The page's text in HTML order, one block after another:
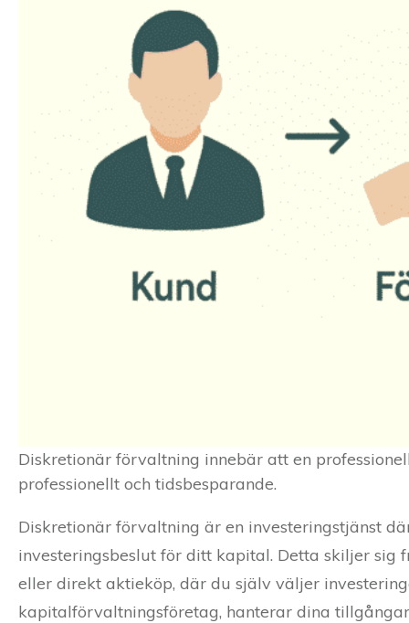
Diskretionär förvaltning innebär att en
professionellt och tidsbesparande.
Diskretionär förvaltning är en investeringstjänst
investeringsbeslut för ditt kapital. Detta skiljer
eller direkt aktieköp, där du själv väljer
kapitalförvaltningsföretag, hanterar dina